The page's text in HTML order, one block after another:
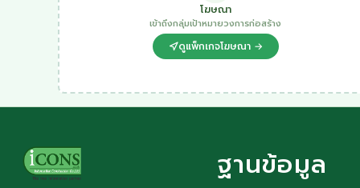
โฆษณา
เข้าถึงกลุ่มเป้าหมายวงการก่อสร้าง
ดูแพ็กเกจโฆษณา →
ฐานข้อมูล